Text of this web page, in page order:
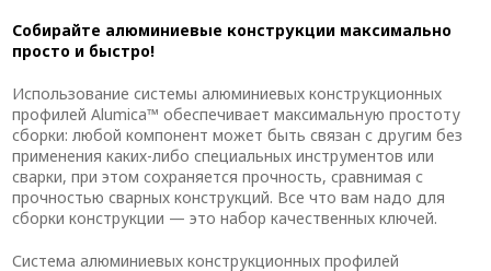
Собирайте алюминиевые конструкции максимально
просто и быстро!
Использование системы алюминиевых конструкционных
профилей Alumica™ обеспечивает максимальную простоту
сборки: любой компонент может быть связан с другим без
применения каких-либо специальных инструментов или
сварки, при этом сохраняется прочность, сравнимая с
прочностью сварных конструкций. Все что вам надо для
сборки конструкции — это набор качественных ключей.
Система алюминиевых конструкционных профилей